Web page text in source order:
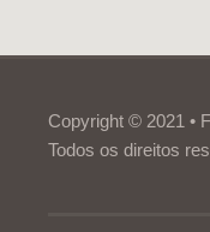
Copyright © 2021 •
Todos os direitos